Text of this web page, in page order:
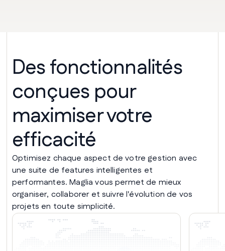
Des fonctionnalités
conçues pour
maximiser votre
efficacité
Optimisez chaque aspect de votre gestion avec
une suite de features intelligentes et
performantes. Maglia vous permet de mieux
organiser, collaborer et suivre l'évolution de vos
projets en toute simplicité.